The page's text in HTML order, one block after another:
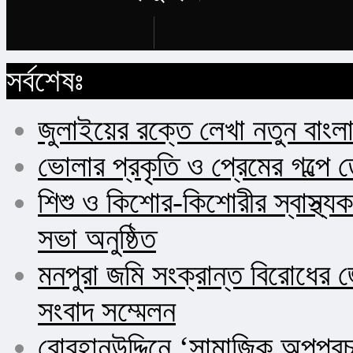
সর্বশেষঃ
জুলাইয়ের রক্তে লেখা নতুন
ভোলার প্রকৃতি ও প্রেমের গল্পে
শিশু ও কিশোর-কিশোরীর
সভা অনুষ্ঠিত
মনপুরা জমি সংক্রান্ত বিরোধের
সংবাদ সম্মেলন